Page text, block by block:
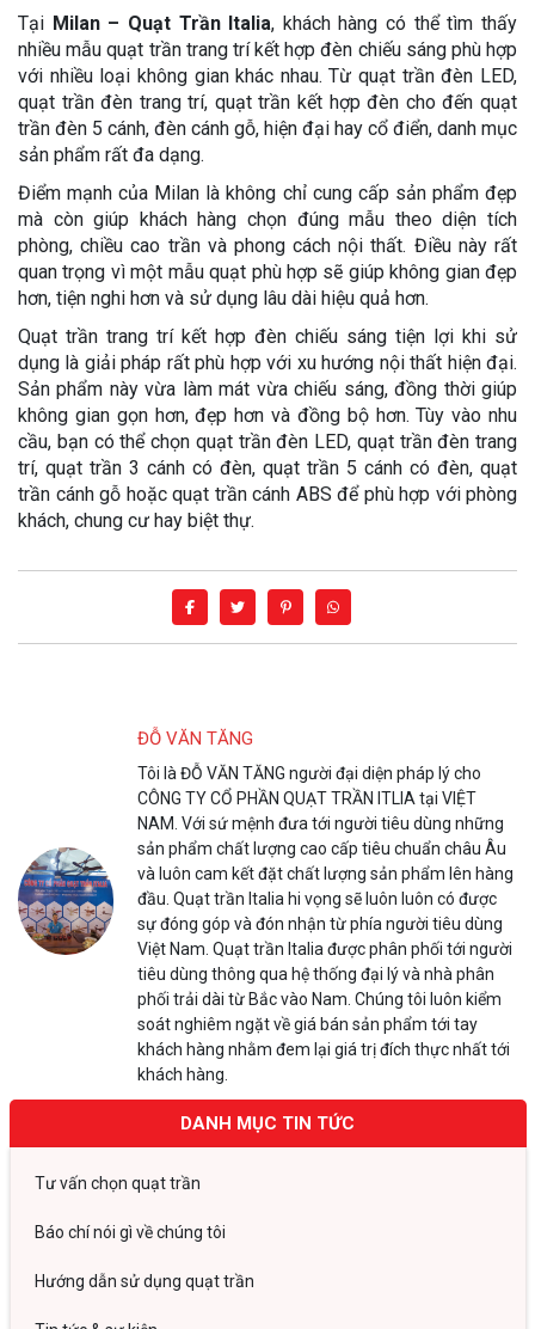
Tại Milan – Quạt Trần Italia, khách hàng có thể tìm thấy
nhiều mẫu quạt trần trang trí kết hợp đèn chiếu sáng phù hợp
với nhiều loại không gian khác nhau. Từ quạt trần đèn LED,
quạt trần đèn trang trí, quạt trần kết hợp đèn cho đến quạt
trần đèn 5 cánh, đèn cánh gỗ, hiện đại hay cổ điển, danh mục
sản phẩm rất đa dạng.
Điểm mạnh của Milan là không chỉ cung cấp sản phẩm đẹp
mà còn giúp khách hàng chọn đúng mẫu theo diện tích
phòng, chiều cao trần và phong cách nội thất. Điều này rất
quan trọng vì một mẫu quạt phù hợp sẽ giúp không gian đẹp
hơn, tiện nghi hơn và sử dụng lâu dài hiệu quả hơn.
Quạt trần trang trí kết hợp đèn chiếu sáng tiện lợi khi sử
dụng là giải pháp rất phù hợp với xu hướng nội thất hiện đại.
Sản phẩm này vừa làm mát vừa chiếu sáng, đồng thời giúp
không gian gọn hơn, đẹp hơn và đồng bộ hơn. Tùy vào nhu
cầu, bạn có thể chọn quạt trần đèn LED, quạt trần đèn trang
trí, quạt trần 3 cánh có đèn, quạt trần 5 cánh có đèn, quạt
trần cánh gỗ hoặc quạt trần cánh ABS để phù hợp với phòng
khách, chung cư hay biệt thự.
ĐỖ VĂN TĂNG
Tôi là ĐỖ VĂN TĂNG người đại diện pháp lý cho
CÔNG TY CỔ PHẦN QUẠT TRẦN ITLIA tại VIỆT
NAM. Với sứ mệnh đưa tới người tiêu dùng những
sản phẩm chất lượng cao cấp tiêu chuẩn châu Âu
và luôn cam kết đặt chất lượng sản phẩm lên hàng
đầu. Quạt trần Italia hi vọng sẽ luôn luôn có được
sự đóng góp và đón nhận từ phía người tiêu dùng
Việt Nam. Quạt trần Italia được phân phối tới người
tiêu dùng thông qua hệ thống đại lý và nhà phân
phối trải dài từ Bắc vào Nam. Chúng tôi luôn kiểm
soát nghiêm ngặt về giá bán sản phẩm tới tay
khách hàng nhằm đem lại giá trị đích thực nhất tới
khách hàng.
DANH MỤC TIN TỨC
Tư vấn chọn quạt trần
Báo chí nói gì về chúng tôi
Hướng dẫn sử dụng quạt trần